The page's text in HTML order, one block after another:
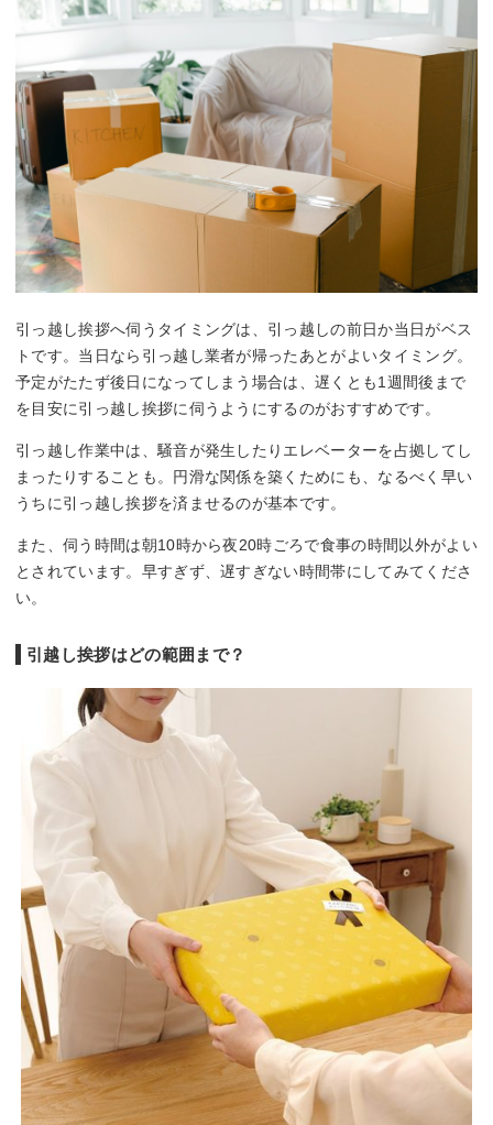
引っ越し挨拶へ伺うタイミングは、引っ越しの前日か当日がベス
トです。当日なら引っ越し業者が帰ったあとがよいタイミング。
予定がたたず後日になってしまう場合は、遅くとも1週間後まで
を目安に引っ越し挨拶に伺うようにするのがおすすめです。
引っ越し作業中は、騒音が発生したりエレベーターを占拠してし
まったりすることも。円滑な関係を築くためにも、なるべく早い
うちに引っ越し挨拶を済ませるのが基本です。
また、伺う時間は朝10時から夜20時ごろで食事の時間以外がよい
とされています。早すぎず、遅すぎない時間帯にしてみてくださ
い。
引越し挨拶はどの範囲まで？